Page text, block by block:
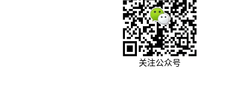
关注公众号